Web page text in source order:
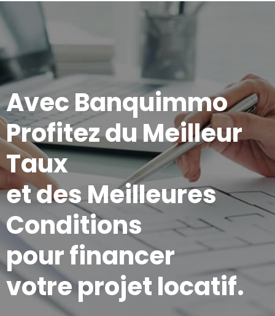
Avec Banquimmo
Profitez du Meilleur
Taux
et des Meilleures
Conditions
pour financer
votre projet locatif.